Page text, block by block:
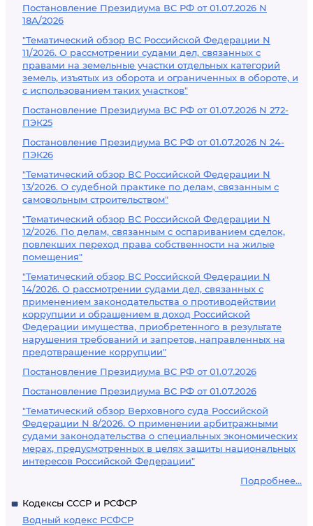
Постановление Президиума ВС РФ от 01.07.2026 N
18А/2026
"Тематический обзор ВС Российской Федерации N
11/2026. О рассмотрении судами дел, связанных с
правами на земельные участки отдельных категорий
земель, изъятых из оборота и ограниченных в обороте, и
с использованием таких участков"
Постановление Президиума ВС РФ от 01.07.2026 N 272-
ПЭК25
Постановление Президиума ВС РФ от 01.07.2026 N 24-
ПЭК26
"Тематический обзор ВС Российской Федерации N
13/2026. О судебной практике по делам, связанным с
самовольным строительством"
"Тематический обзор ВС Российской Федерации N
12/2026. По делам, связанным с оспариванием сделок,
повлекших переход права собственности на жилые
помещения"
"Тематический обзор ВС Российской Федерации N
14/2026. О рассмотрении судами дел, связанных с
применением законодательства о противодействии
коррупции и обращением в доход Российской
Федерации имущества, приобретенного в результате
нарушения требований и запретов, направленных на
предотвращение коррупции"
Постановление Президиума ВС РФ от 01.07.2026
Постановление Президиума ВС РФ от 01.07.2026
"Тематический обзор Верховного суда Российской
Федерации N 8/2026. О применении арбитражными
судами законодательства о специальных экономических
мерах, предусмотренных в целях защиты национальных
интересов Российской Федерации"
Подробнее...
Кодексы СССР и РСФСР
Водный кодекс РСФСР